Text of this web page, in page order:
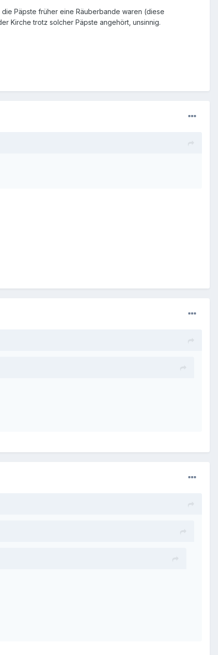
Päpste früher eine Räuberbande waren (diese
Kirche trotz solcher Päpste angehört, unsinnig.